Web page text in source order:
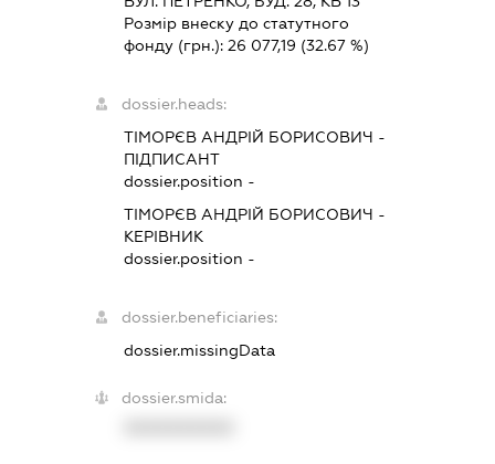
Розмір внеску до статутного
фонду (грн.): 26 077,19 (32.67 %)
dossier.heads:
ТІМОРЄВ АНДРІЙ БОРИСОВИЧ -
ПІДПИСАНТ
dossier.position -
ТІМОРЄВ АНДРІЙ БОРИСОВИЧ -
КЕРІВНИК
dossier.position -
dossier.beneficiaries:
dossier.missingData
dossier.smida: